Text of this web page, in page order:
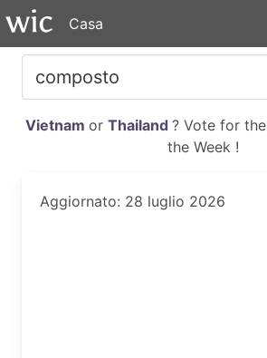
Casa
Vietnam or Thailand ? Vote for the
the Week !
Aggiornato: 28 luglio 2026